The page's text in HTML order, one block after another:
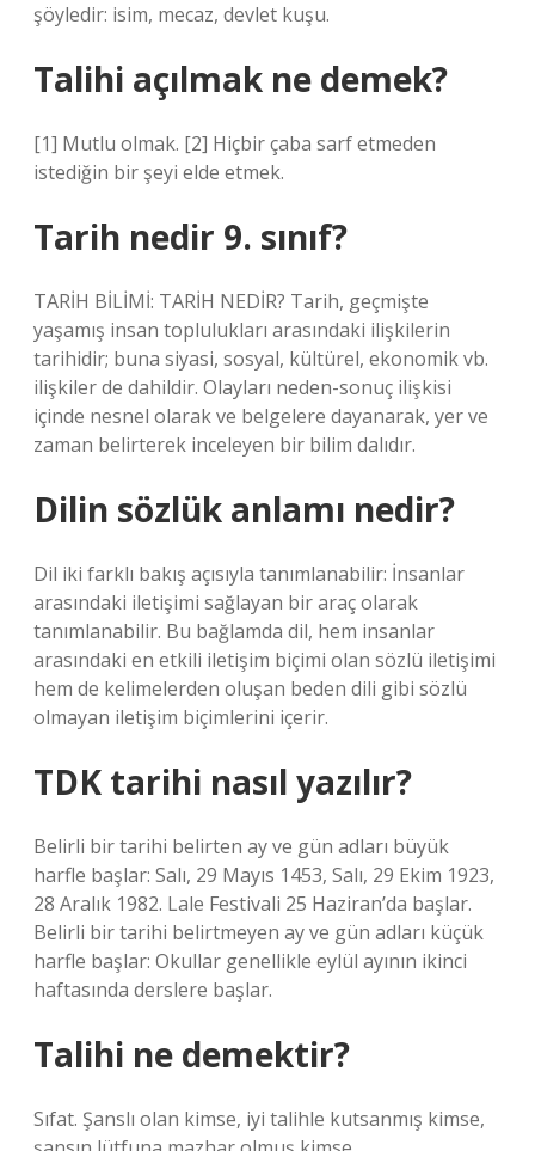
şöyledir: isim, mecaz, devlet kuşu.
Talihi açılmak ne demek?
[1] Mutlu olmak. [2] Hiçbir çaba sarf etmeden
istediğin bir şeyi elde etmek.
Tarih nedir 9. sınıf?
TARİH BİLİMİ: TARİH NEDİR? Tarih, geçmişte
yaşamış insan toplulukları arasındaki ilişkilerin
tarihidir; buna siyasi, sosyal, kültürel, ekonomik vb.
ilişkiler de dahildir. Olayları neden-sonuç ilişkisi
içinde nesnel olarak ve belgelere dayanarak, yer ve
zaman belirterek inceleyen bir bilim dalıdır.
Dilin sözlük anlamı nedir?
Dil iki farklı bakış açısıyla tanımlanabilir: İnsanlar
arasındaki iletişimi sağlayan bir araç olarak
tanımlanabilir. Bu bağlamda dil, hem insanlar
arasındaki en etkili iletişim biçimi olan sözlü iletişimi
hem de kelimelerden oluşan beden dili gibi sözlü
olmayan iletişim biçimlerini içerir.
TDK tarihi nasıl yazılır?
Belirli bir tarihi belirten ay ve gün adları büyük
harfle başlar: Salı, 29 Mayıs 1453, Salı, 29 Ekim 1923,
28 Aralık 1982. Lale Festivali 25 Haziran’da başlar.
Belirli bir tarihi belirtmeyen ay ve gün adları küçük
harfle başlar: Okullar genellikle eylül ayının ikinci
haftasında derslere başlar.
Talihi ne demektir?
Sıfat. Şanslı olan kimse, iyi talihle kutsanmış kimse,